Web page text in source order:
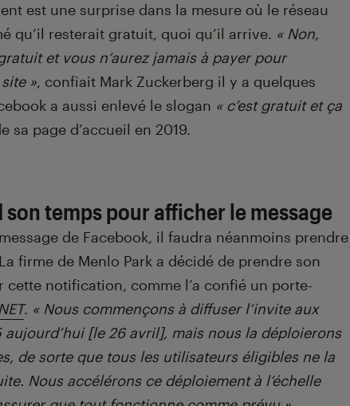
est une surprise dans la mesure où le réseau
qu’il resterait gratuit, quoi qu’il arrive. « Non,
et vous n’aurez jamais à payer pour
», confiait Mark Zuckerberg il y a quelques
a aussi enlevé le slogan « c’est gratuit et ça
sa page d’accueil en 2019.
son temps pour afficher le message
de Facebook, il faudra néanmoins prendre
firme de Menlo Park a décidé de prendre son
cette notification, comme l’a confié un porte-
. « Nous commençons à diffuser l’invite aux
aujourd’hui [le 26 avril], mais nous la déploierons
de sorte que tous les utilisateurs éligibles ne la
Nous accélérons ce déploiement à l’échelle